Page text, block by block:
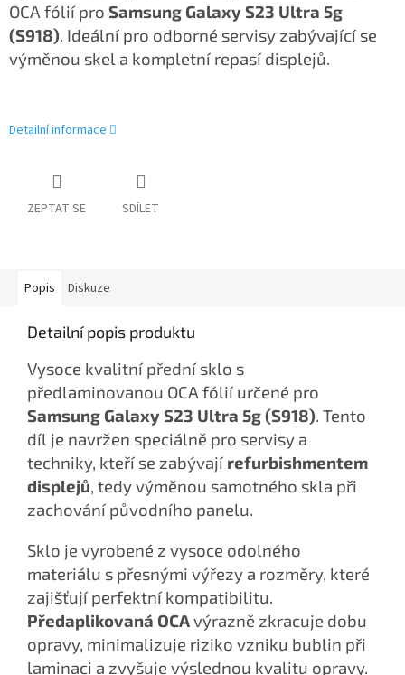
OCA fólií pro Samsung Galaxy S23 Ultra 5g
(S918). Ideální pro odborné servisy zabývající se
výměnou skel a kompletní repasí displejů.
Detailní informace
ZEPTAT SE SDÍLET
Popis Diskuze
Detailní popis produktu
Vysoce kvalitní přední sklo s
předlaminovanou OCA fólií určené pro
Samsung Galaxy S23 Ultra 5g (S918). Tento
díl je navržen speciálně pro servisy a
techniky, kteří se zabývají refurbishmentem
displejů, tedy výměnou samotného skla při
zachování původního panelu.
Sklo je vyrobené z vysoce odolného
materiálu s přesnými výřezy a rozměry, které
zajišťují perfektní kompatibilitu.
Předaplikovaná OCAvýrazně zkracuje dobu
opravy, minimalizuje riziko vzniku bublin při
laminaci a zvyšuje výslednou kvalitu opravy.